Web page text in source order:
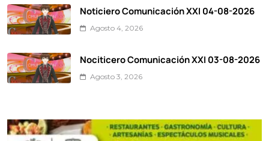
Noticiero Comunicación XXI 04-08-2026
Agosto 4, 2026
Nociticero Comunicación XXI 03-08-2026
Agosto 3, 2026